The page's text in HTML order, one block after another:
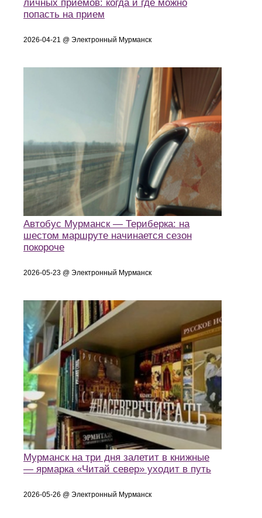
личных приемов: когда и где можно
попасть на прием
2026-04-21 @ Электронный Мурманск
Автобус Мурманск — Териберка: на
шестом маршруте начинается сезон
покороче
2026-05-23 @ Электронный Мурманск
Мурманск на три дня залетит в книжные
— ярмарка «Читай север» уходит в путь
2026-05-26 @ Электронный Мурманск